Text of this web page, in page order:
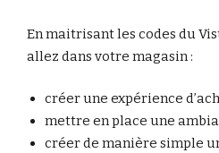
En maitrisant les codes du
allez dans votre magasin :
créer une expérience
mettre en place une
créer de manière simple